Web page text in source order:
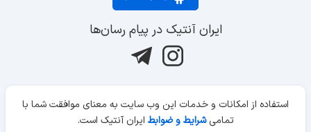
ماراکا یا جغجغه سرخپوستی
ایران آنتیک در پیام رسان‌ها
استفاده از امکانات و خدمات این وب سایت به معنای موافقت شما با
تمامیشرایط و ضوابط ایران آنتیک است.